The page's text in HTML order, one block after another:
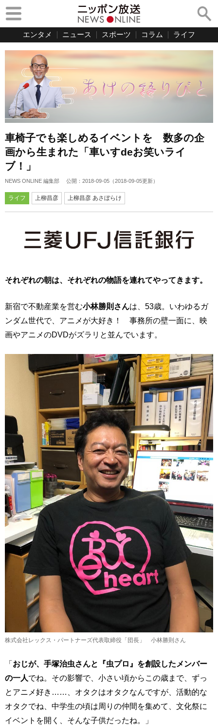
エンタメ ニュース スポーツ コラム ライフ
車椅子でも楽しめるイベントを 数多の企
画から生まれた「車いすdeお笑いライ
ブ！」
NEWS ONLINE 編集部 公開： 2018-09-05 （2018-09-05更新）
ライフ 上柳昌彦 上柳昌彦 あさぼらけ
それぞれの朝は、それぞれの物語を連れてやってきます。
新宿で不動産業を営む小林勝則さんは、53歳。いわゆるガ
ンダム世代で、アニメが大好き！ 事務所の壁一面に、映
画やアニメのDVDがズラリと並んでいます。
株式会社レックス・パートナーズ代表取締役「団長」 小林勝則さん
「おじが、手塚治虫さんと『虫プロ』を創設したメンバー
の一人でね。その影響で、小さい頃からこの歳まで、ずっ
とアニメ好き……、オタクはオタクなんですが、活動的な
オタクでね、中学生の頃は周りの仲間を集めて、文化祭に
イベントを開く、そんな子供だったね。」